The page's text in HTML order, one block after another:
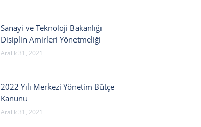
Sanayi ve Teknoloji Bakanlığı
Disiplin Amirleri Yönetmeliği
Aralık 31, 2021
2022 Yılı Merkezi Yönetim Bütçe
Kanunu
Aralık 31, 2021